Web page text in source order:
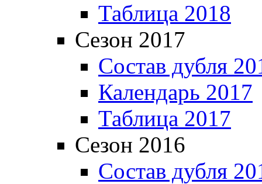
Таблица 2018
Сезон 2017
Состав дубля
Календарь 2017
Таблица 2017
Сезон 2016
Состав дубля